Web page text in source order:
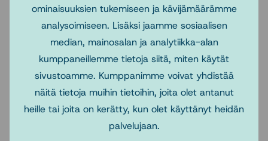
ominaisuuksien tukemiseen ja kävijämäärämme
analysoimiseen. Lisäksi jaamme sosiaalisen
median, mainosalan ja analytiikka-alan
kumppaneillemme tietoja siitä, miten käytät
sivustoamme. Kumppanimme voivat yhdistää
näitä tietoja muihin tietoihin, joita olet antanut
heille tai joita on kerätty, kun olet käyttänyt heidän
palvelujaan.
Tohtorikoulutusyhteistyönä järjestetään vuosittain kaksi
seminaaria, jotka ovat avoimia Sosnetin yliopistojen
kaikille tohtorikoulutettaville. Lisäksi sosiaalityön
tutkimuksen päivien yhteydessä järjestetään
prekonferenssi, jossa tohtorikoulutettavat voivat esitellä
omaa väitöskirjatutkimustaan. Tapahtumia järjestetään
suomen, ruotsin ja englannin kielellä.